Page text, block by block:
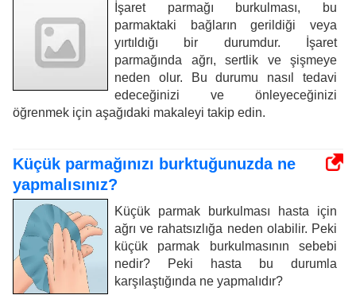
İşaret parmağı burkulması, bu
parmaktaki bağların gerildiği veya
yırtıldığı bir durumdur. İşaret
parmağında ağrı, sertlik ve şişmeye
neden olur. Bu durumu nasıl tedavi
edeceğinizi ve önleyeceğinizi
öğrenmek için aşağıdaki makaleyi takip edin.
Küçük parmağınızı burktuğunuzda ne
yapmalısınız?
Küçük parmak burkulması hasta için
ağrı ve rahatsızlığa neden olabilir. Peki
küçük parmak burkulmasının sebebi
nedir? Peki hasta bu durumla
karşılaştığında ne yapmalıdır?